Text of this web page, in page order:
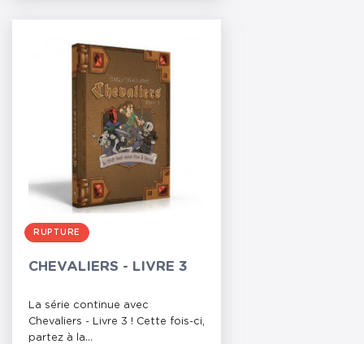
RUPTURE
CHEVALIERS - LIVRE 3
La série continue avec
Chevaliers - Livre 3 ! Cette fois-ci,
partez à la...